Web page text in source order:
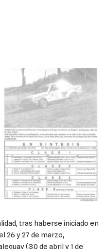
tras haberse iniciado en
26 y 27 de marzo,
(30 de abril y 1 de